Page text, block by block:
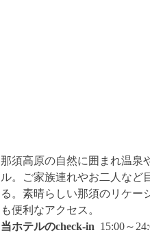
那須高原の自然に囲まれ温泉
ル。ご家族連れやお二人など
る。素晴らしい那須のリケー
も便利なアクセス。
当ホテルのcheck-in 15:00～